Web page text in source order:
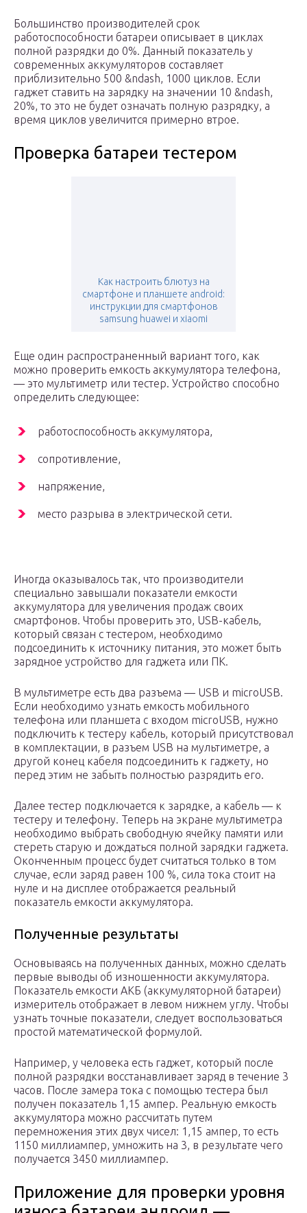
Большинство производителей срок
работоспособности батареи описывает в циклах
полной разрядки до 0%. Данный показатель у
современных аккумуляторов составляет
приблизительно 500 &ndash, 1000 циклов. Если
гаджет ставить на зарядку на значении 10 &ndash,
20%, то это не будет означать полную разрядку, а
время циклов увеличится примерно втрое.
Проверка батареи тестером
Как настроить блютуз на
смартфоне и планшете android:
инструкции для смартфонов
samsung huawei и xiaomi
Еще один распространенный вариант того, как
можно проверить емкость аккумулятора телефона,
— это мультиметр или тестер. Устройство способно
определить следующее:
работоспособность аккумулятора,
сопротивление,
напряжение,
место разрыва в электрической сети.
Иногда оказывалось так, что производители
специально завышали показатели емкости
аккумулятора для увеличения продаж своих
смартфонов. Чтобы проверить это, USB-кабель,
который связан с тестером, необходимо
подсоединить к источнику питания, это может быть
зарядное устройство для гаджета или ПК.
В мультиметре есть два разъема — USB и microUSB.
Если необходимо узнать емкость мобильного
телефона или планшета с входом microUSB, нужно
подключить к тестеру кабель, который присутствовал
в комплектации, в разъем USB на мультиметре, а
другой конец кабеля подсоединить к гаджету, но
перед этим не забыть полностью разрядить его.
Далее тестер подключается к зарядке, а кабель — к
тестеру и телефону. Теперь на экране мультиметра
необходимо выбрать свободную ячейку памяти или
стереть старую и дождаться полной зарядки гаджета.
Оконченным процесс будет считаться только в том
случае, если заряд равен 100 %, сила тока стоит на
нуле и на дисплее отображается реальный
показатель емкости аккумулятора.
Полученные результаты
Основываясь на полученных данных, можно сделать
первые выводы об изношенности аккумулятора.
Показатель емкости АКБ (аккумуляторной батареи)
измеритель отображает в левом нижнем углу. Чтобы
узнать точные показатели, следует воспользоваться
простой математической формулой.
Например, у человека есть гаджет, который после
полной разрядки восстанавливает заряд в течение 3
часов. После замера тока с помощью тестера был
получен показатель 1,15 ампер. Реальную емкость
аккумулятора можно рассчитать путем
перемножения этих двух чисел: 1,15 ампер, то есть
1150 миллиампер, умножить на 3, в результате чего
получается 3450 миллиампер.
Приложение для проверки уровня